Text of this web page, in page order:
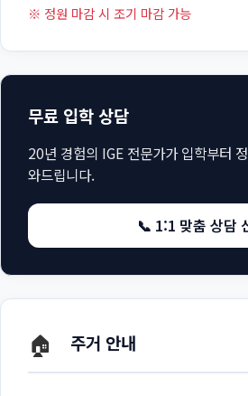
※ 정원 마감 시 조기 마감 가능
무료 입학 상담
20년 경험의 IGE 전문가가 입학부터
와드립니다.
📞 1:1 맞춤 상담
🏠 주거 안내